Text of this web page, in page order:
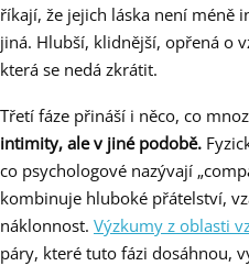
říkají, že jejich láska není méně
jiná. Hlubší, klidnější, opřená o
která se nedá zkrátit.
Třetí fáze přináší i něco, co
intimity, ale v jiné podobě.
co psychologové nazývají
kombinuje hluboké přátelství,
náklonnost. Výzkumy z oblasti
páry, které tuto fázi dosáhnou,